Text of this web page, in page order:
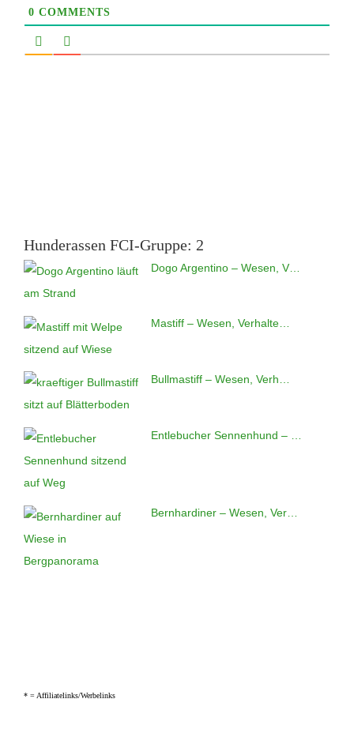
0 COMMENTS
Hunderassen FCI-Gruppe: 2
Dogo Argentino – Wesen, V…
Mastiff – Wesen, Verhalte…
Bullmastiff – Wesen, Verh…
Entlebucher Sennenhund – …
Bernhardiner – Wesen, Ver…
* = Affiliatelinks/Werbelinks